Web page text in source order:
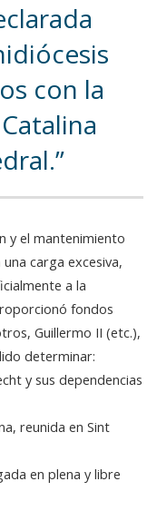
con la
y el mantenimiento
carga excesiva,
a la
fondos
Guillermo II (etc.),
determinar:
y sus dependencias
reunida en Sint
en plena y libre